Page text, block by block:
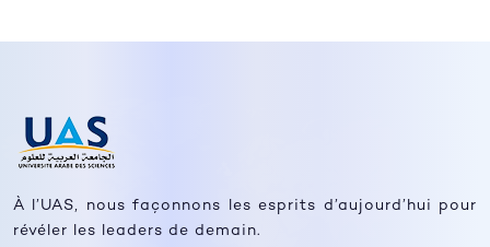
À l’UAS, nous façonnons les esprits d’aujourd’hui pour
révéler les leaders de demain.